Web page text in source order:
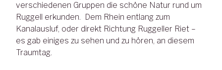
verschiedenen Gruppen die schöne Natur rund um
Ruggell erkunden. Dem Rhein entlang zum
Kanalausluf, oder direkt Richtung Ruggeller Riet –
es gab einiges zu sehen und zu hören, an diesem
Traumtag.